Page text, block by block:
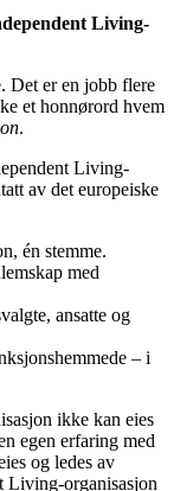
Living-
Det er en jobb flere
et honnørord hvem
.
Living-
av det europeiske
én stemme.
med
ansatte og
– i
ikke kan eies
egen erfaring med
og ledes av
Living-organisasjon